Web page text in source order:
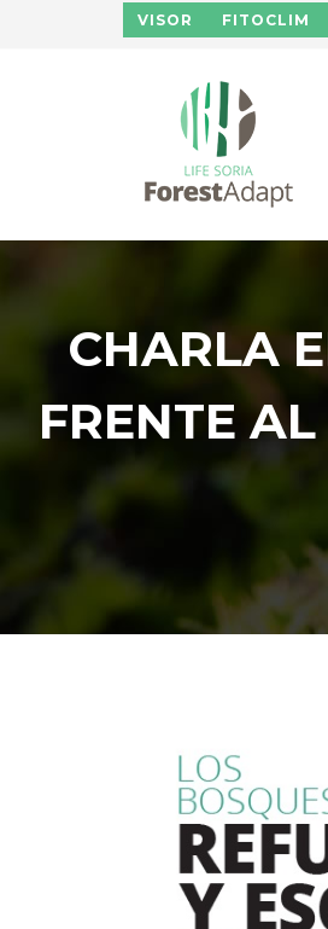
Pasar al contenido principal
VISOR FITOCLIM
CHARLA
FRENTE